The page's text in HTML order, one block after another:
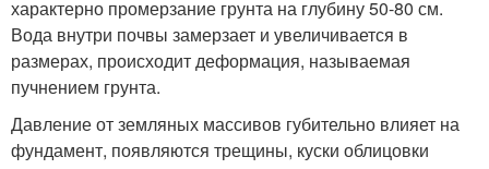
характерно промерзание грунта на глубину 50-80 см.
Вода внутри почвы замерзает и увеличивается в
размерах, происходит деформация, называемая
пучнением грунта.
Давление от земляных массивов губительно влияет на
фундамент, появляются трещины, куски облицовки